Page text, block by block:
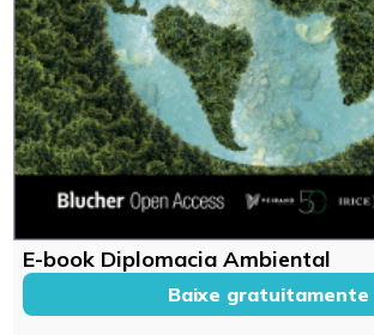
E-book Diplomacia Ambiental
Baixe gratuitamente